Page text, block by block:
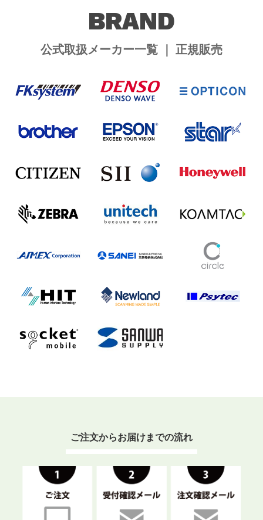
BRAND
公式取扱メーカー一覧 ｜ 正規販売
ご注文からお届けまでの流れ